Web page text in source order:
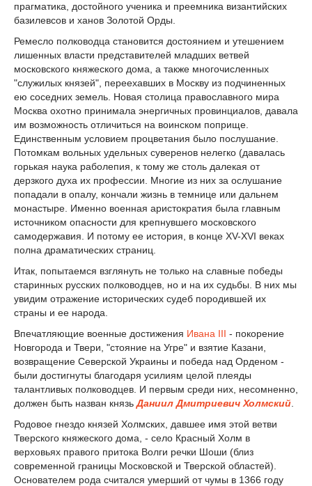
прагматика, достойного ученика и преемника византийских
базилевсов и ханов Золотой Орды.
Ремесло полководца становится достоянием и утешением
лишенных власти представителей младших ветвей
московского княжеского дома, а также многочисленных
"служилых князей", переехавших в Москву из подчиненных
ею соседних земель. Новая столица православного мира
Москва охотно принимала энергичных провинциалов, давала
им возможность отличиться на воинском поприще.
Единственным условием процветания было послушание.
Потомкам вольных удельных суверенов нелегко (давалась
горькая наука раболепия, к тому же столь далекая от
дерзкого духа их профессии. Многие из них за ослушание
попадали в опалу, кончали жизнь в темнице или дальнем
монастыре. Именно военная аристократия была главным
источником опасности для крепнувшего московского
самодержавия. И потому ее история, в конце XV-XVI веках
полна драматических страниц.
Итак, попытаемся взглянуть не только на славные победы
старинных русских полководцев, но и на их судьбы. В них мы
увидим отражение исторических судеб породившей их
страны и ее народа.
Впечатляющие военные достижения Ивана III - покорение
Новгорода и Твери, "стояние на Угре" и взятие Казани,
возвращение Северской Украины и победа над Орденом -
были достигнуты благодаря усилиям целой плеяды
талантливых полководцев. И первым среди них, несомненно,
должен быть назван князьДаниил Дмитриевич Холмский
Родовое гнездо князей Холмских, давшее имя этой ветви
Тверского княжеского дома, - село Красный Холм в
верховьях правого притока Волги речки Шоши (близ
современной границы Московской и Тверской областей).
Основателем рода считался умерший от чумы в 1366 году